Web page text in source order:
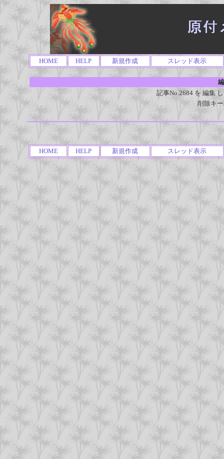
HOME HELP 新規作成 スレッド表示
記事No.2684 を 編集
削除キ
HOME HELP 新規作成 スレッド表示